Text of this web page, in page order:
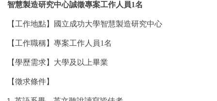
智慧製造研究中心誠徵專案工作人員1名
【工作地點】國立成功大學智慧製造研究中心
【工作職稱】專案工作人員1名
【學歷需求】大學及以上畢業
【徵求條件】